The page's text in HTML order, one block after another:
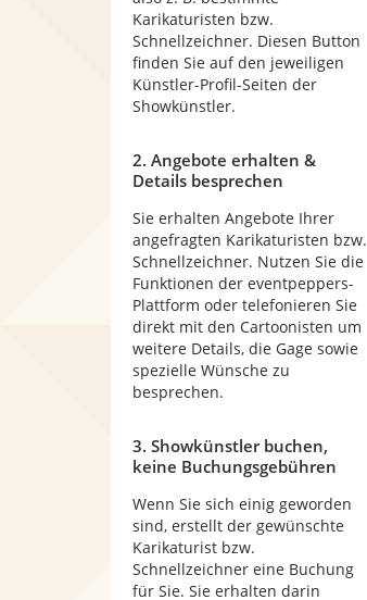
Karikaturisten bzw.
Schnellzeichner. Diesen Button
finden Sie auf den jeweiligen
Künstler-Profil-Seiten der
Showkünstler.
2. Angebote erhalten &
Details besprechen
Sie erhalten Angebote Ihrer
angefragten Karikaturisten bzw.
Schnellzeichner. Nutzen Sie die
Funktionen der eventpeppers-
Plattform oder telefonieren Sie
direkt mit den Cartoonisten um
weitere Details, die Gage sowie
spezielle Wünsche zu
besprechen.
3. Showkünstler buchen,
keine Buchungsgebühren
Wenn Sie sich einig geworden
sind, erstellt der gewünschte
Karikaturist bzw.
Schnellzeichner eine Buchung
für Sie. Sie erhalten darin